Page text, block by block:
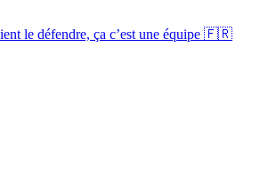
le défendre, ça c’est une équipe 🇫🇷